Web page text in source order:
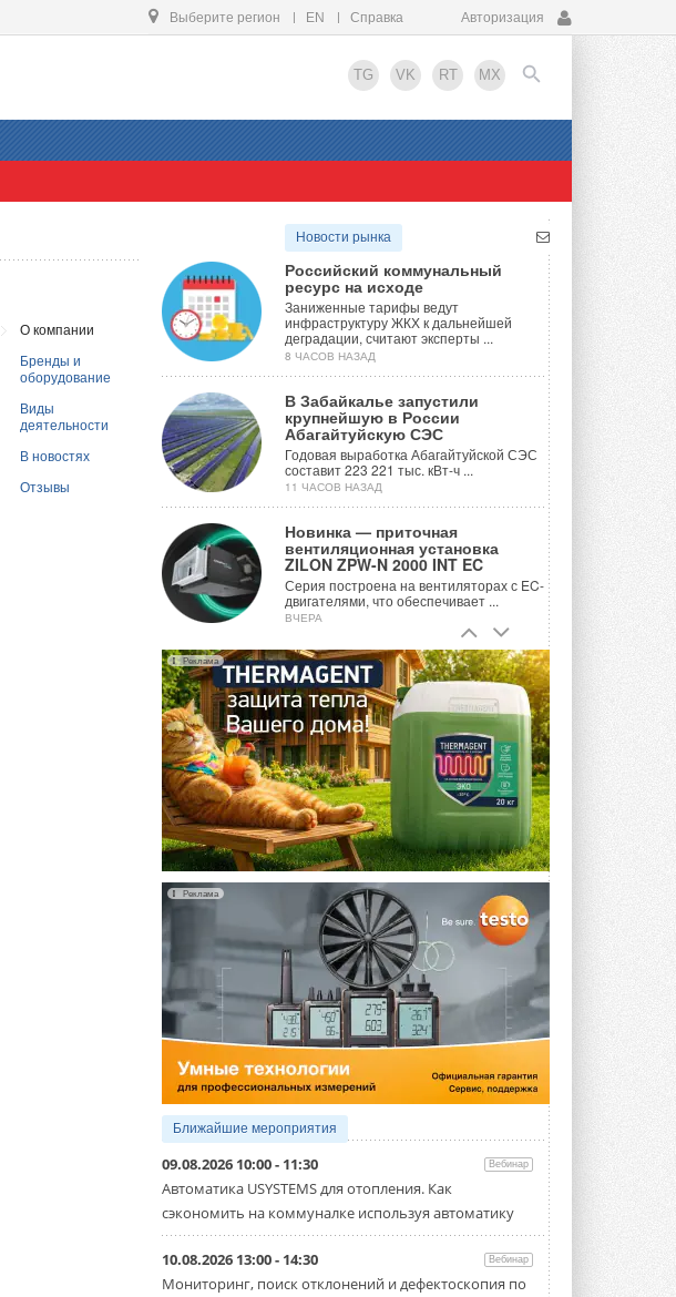
Выберите регион EN Справка Авторизация
TG VK RT MX
EN
О компании
Бренды и
оборудование
Виды
деятельности
В новостях
Отзывы
Новости рынка
Российский коммунальный
ресурс на исходе
Заниженные тарифы ведут
инфраструктуру ЖКХ к дальнейшей
деградации, считают эксперты ...
8 ЧАСОВ НАЗАД
В Забайкалье запустили
крупнейшую в России
Абагайтуйскую СЭС
Годовая выработка Абагайтуйской СЭС
составит 223 221 тыс. кВт-ч ...
11 ЧАСОВ НАЗАД
Новинка — приточная
вентиляционная установка
ZILON ZPW-N 2000 INT EC
Серия построена на вентиляторах с EC-
двигателями, что обеспечивает ...
ВЧЕРА
Учёные ЮУрГУ создали
каскадную установку,
объединяющую солнечную и
геотермальную энергию
Природосберегающие технологии ...
ВЧЕРА
Для Арктики создали
технологию защиты
ветрогенераторов от аварий
Разработка учитывает влияние
мерзлоты, обледенения и снеговых ...
ВЧЕРА
Гибридный тепловой насос PV/T
с одним общим испарителем
Исследователи предложили
конструкцию двухисточникового ...
5 АВГУСТА 2026
21-й ежегодный форум
«ЦОД-2026»
Мероприятие пройдет 2-3 сентября в
отеле Radisson Slavyanskaya. Форум
посетит более двух тысяч участников ...
5 АВГУСТА 2026
Китайская Shenling представила
линейку тепловых насосов
«воздух-вода» на R290
Серия ThermaX R290 All-In-One
включает три модели ...
Реклама
Реклама
Ближайшие мероприятия
09.08.2026 10:00 - 11:30 Вебинар
Автоматика USYSTEMS для отопления. Как
сэкономить на коммуналке используя автоматику
10.08.2026 13:00 - 14:30 Вебинар
Мониторинг, поиск отклонений и дефектоскопия по